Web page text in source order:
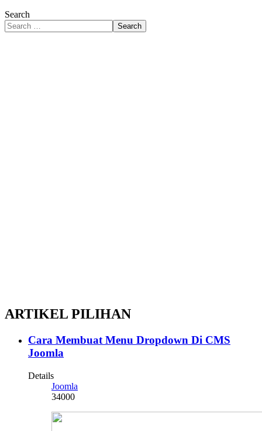
Search
Search
ARTIKEL PILIHAN
Cara Membuat Menu Dropdown Di CMS
Joomla
Details
Joomla
34000